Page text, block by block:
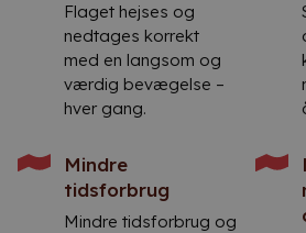
Flaget hejses og
nedtages korrekt
med en langsom og
værdig bevægelse –
hver gang.
Mindre
tidsforbrug
Mindre tidsforbrug og